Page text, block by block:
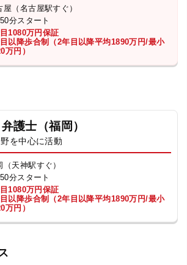
屋（名古屋駅すぐ）
分スタート
1080万円保証
以降歩合制（2年目以降平均1890万円/最小
万円）
護士（福岡）
を中心に活動
（天神駅すぐ）
分スタート
1080万円保証
以降歩合制（2年目以降平均1890万円/最小
万円）